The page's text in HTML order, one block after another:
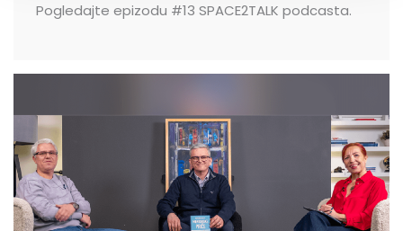
Pogledajte epizodu #13 SPACE2TALK podcasta.